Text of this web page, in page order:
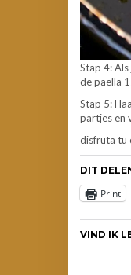
Stap 4:
de paella
Stap 5:
partjes en
disfruta tu
DIT
Print
VIND IK